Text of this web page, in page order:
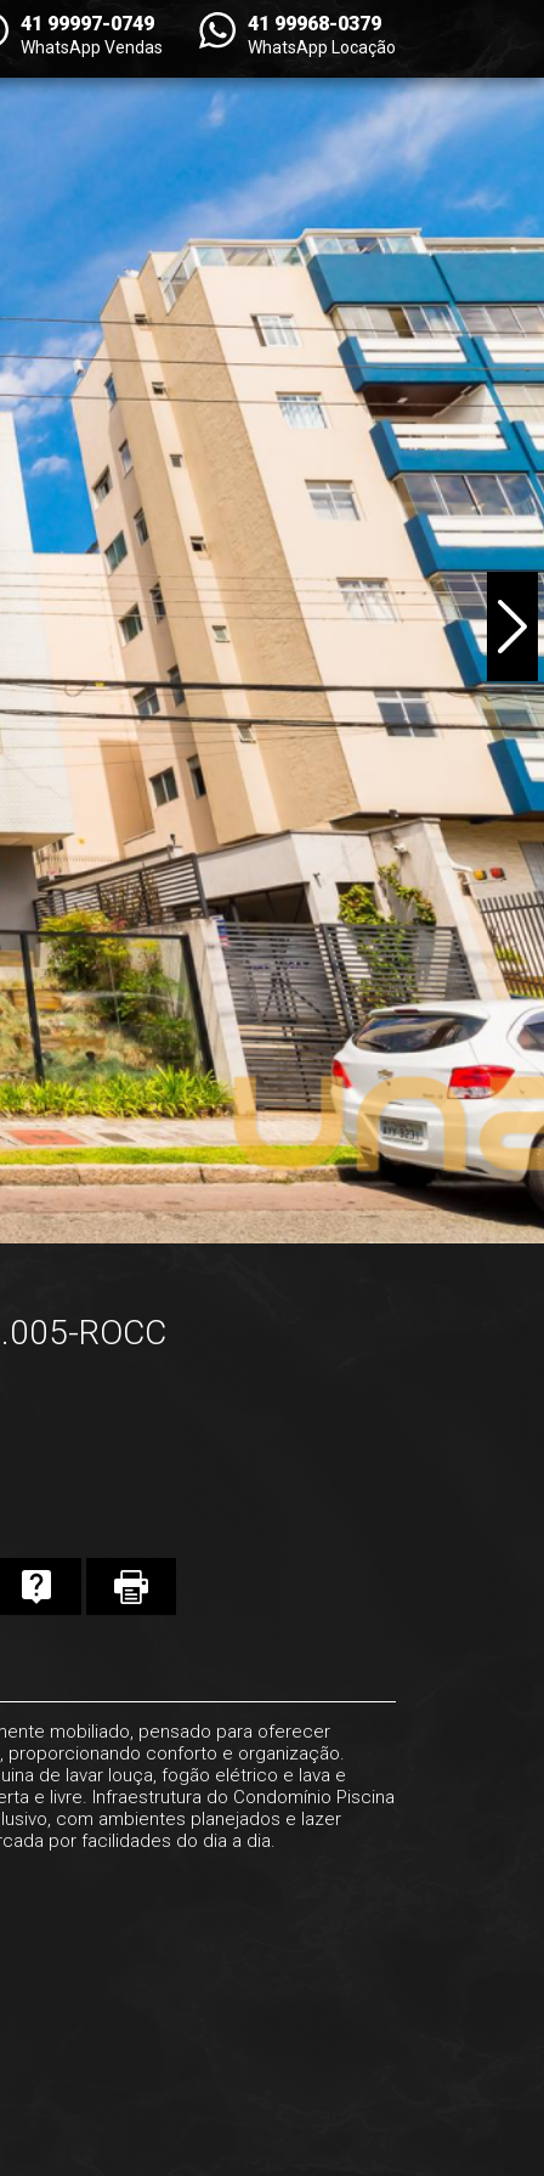
41 99997-0749
WhatsApp Vendas
41 99968-0379
WhatsApp Locação
ROCC
mobiliado, pensado para oferecer
proporcionando conforto e organização.
de lavar louça, fogão elétrico e lava e
e livre. Infraestrutura do Condomínio Piscina
com ambientes planejados e lazer
por facilidades do dia a dia.